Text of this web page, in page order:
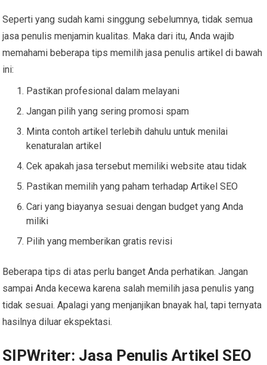
Seperti yang sudah kami singgung sebelumnya, tidak semua
jasa penulis menjamin kualitas. Maka dari itu, Anda wajib
memahami beberapa tips memilih jasa penulis artikel di bawah
ini:
Pastikan profesional dalam melayani
Jangan pilih yang sering promosi spam
Minta contoh artikel terlebih dahulu untuk menilai
kenaturalan artikel
Cek apakah jasa tersebut memiliki website atau tidak
Pastikan memilih yang paham terhadap Artikel SEO
Cari yang biayanya sesuai dengan budget yang Anda
miliki
Pilih yang memberikan gratis revisi
Beberapa tips di atas perlu banget Anda perhatikan. Jangan
sampai Anda kecewa karena salah memilih jasa penulis yang
tidak sesuai. Apalagi yang menjanjikan bnayak hal, tapi ternyata
hasilnya diluar ekspektasi.
SIPWriter: Jasa Penulis Artikel SEO